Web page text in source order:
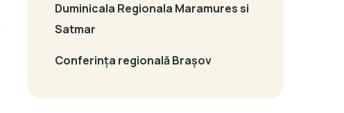
Duminicala Regionala Maramures si
Satmar
Conferința regională Brașov